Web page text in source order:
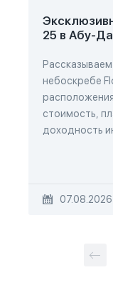
25 в Абу-
небоскребе
стоимость,
доходность
07.08.2026